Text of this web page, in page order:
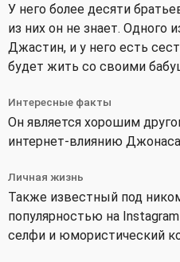
У него более десяти
из них он не знает. Одного
Джастин, и у него есть
будет жить со своими
Интересные факты
Он является хорошим
интернет-влиянию
Личная жизнь
Также известный под
популярностью на
селфи и юмористический